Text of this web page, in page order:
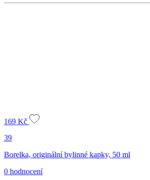
169 Kč
39
Borelka, originální bylinné kapky, 50 ml
0 hodnocení